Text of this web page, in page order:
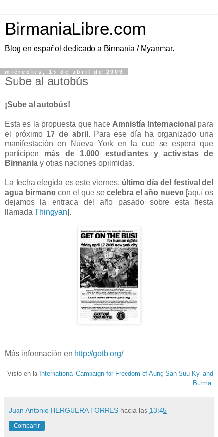
BirmaniaLibre.com
Blog en español dedicado a Birmania / Myanmar.
miércoles, 15 de abril de 2009
Sube al autobús
¡Sube al autobús!
Esta es la propuesta que hace Amnistía Internacional para
el próximo 17 de abril . Para ese día ha organizado una
manifestación en Nueva York en la que se espera que
participen más de 1.000 estudiantes y activistas de
Birmania y otras naciones oprimidas.
La fecha elegida es este viernes, último día del festival del
agua birmano con el que secelebra el año nuevo [aquí os
dejamos la entrada del año pasado sobre esta fiesta
llamada Thingyan].
Más información en http://gotb.org/
Visto en la International Campaign for Freedom of Aung San Suu Kyi and
Burma
Juan Antonio HERGUERA TORRES hacia las 13:45
Compartir